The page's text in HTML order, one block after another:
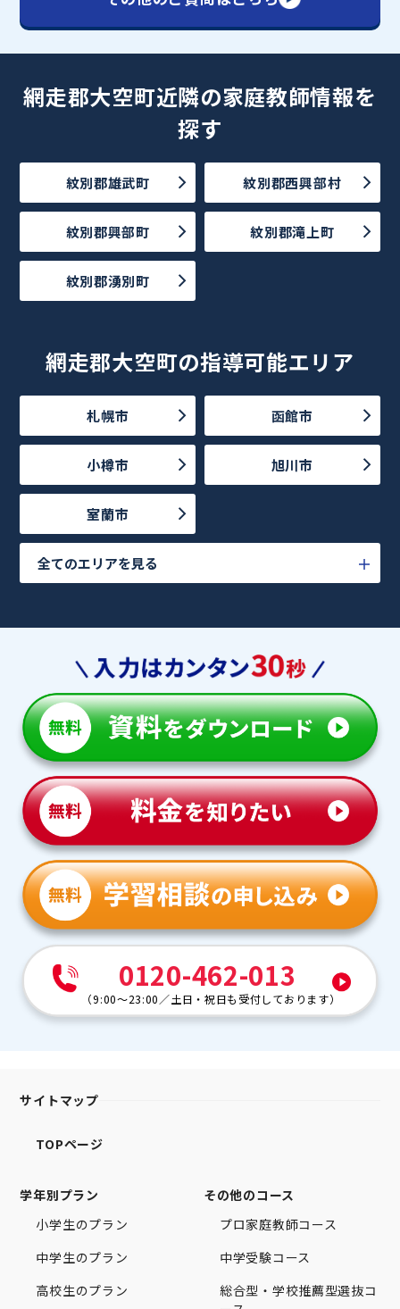
網走郡大空町近隣の家庭教師情報を
探す
紋別郡雄武町 紋別郡西興部村
紋別郡興部町 紋別郡滝上町
紋別郡湧別町
網走郡大空町の指導可能エリア
札幌市 函館市
小樽市 旭川市
室蘭市
全てのエリアを見る
0120-462-013
（9:00～23:00 ／土日・祝日も受付しております）
サイトマップ
TOPページ
学年別プラン
小学生のプラン
中学生のプラン
高校生のプラン
その他のコース
プロ家庭教師コース
中学受験コース
総合型・学校推薦型選抜コ